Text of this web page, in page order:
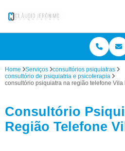
Home Serviços
consultórios psiquiatras
consultório de psiquiatria e psicoterapia
consultório psiquiatra na região telefone Vila
Consultório
Região Telefone